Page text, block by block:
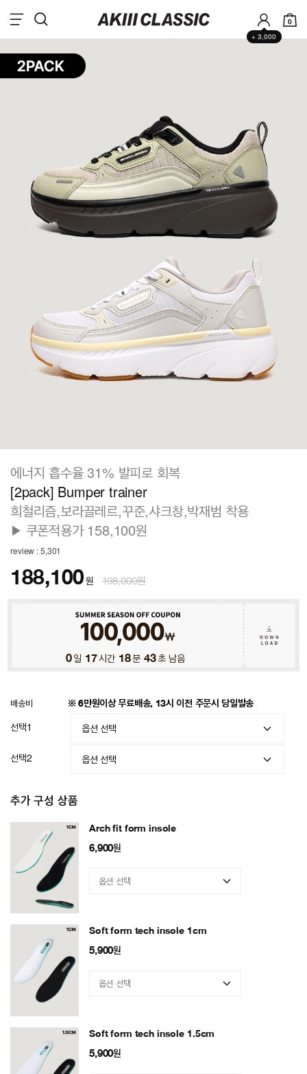
+ 3,000
0
에너지 흡수율 31% 발피로 회복
[2pack] Bumper trainer
희철리즘,보라끌레르,꾸준,샤크창,박재범 착용
▶ 쿠폰적용가 158,100원
review : 5,301
188,100원 198,000원
0일 17시간 18분 40초 남음
배송비 ※ 6만원이상 무료배송, 13시 이전 주문시 당일발송
선택1
선택2
추가 구성 상품
Arch fit form insole
6,900원
Soft form tech insole 1cm
5,900원
Soft form tech insole 1.5cm
5,900원